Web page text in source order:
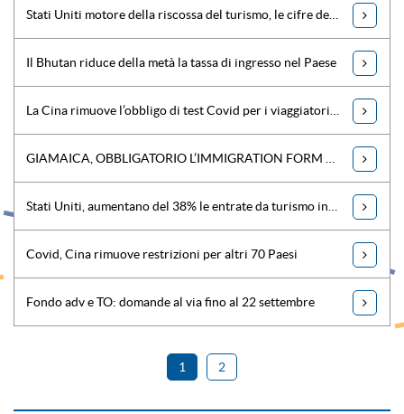
Il Bhutan riduce della metà la tassa di ingresso nel Paese
Covid, Cina rimuove restrizioni per altri 70 Paesi
Fondo adv e TO: domande al via fino al 22 settembre
1 2